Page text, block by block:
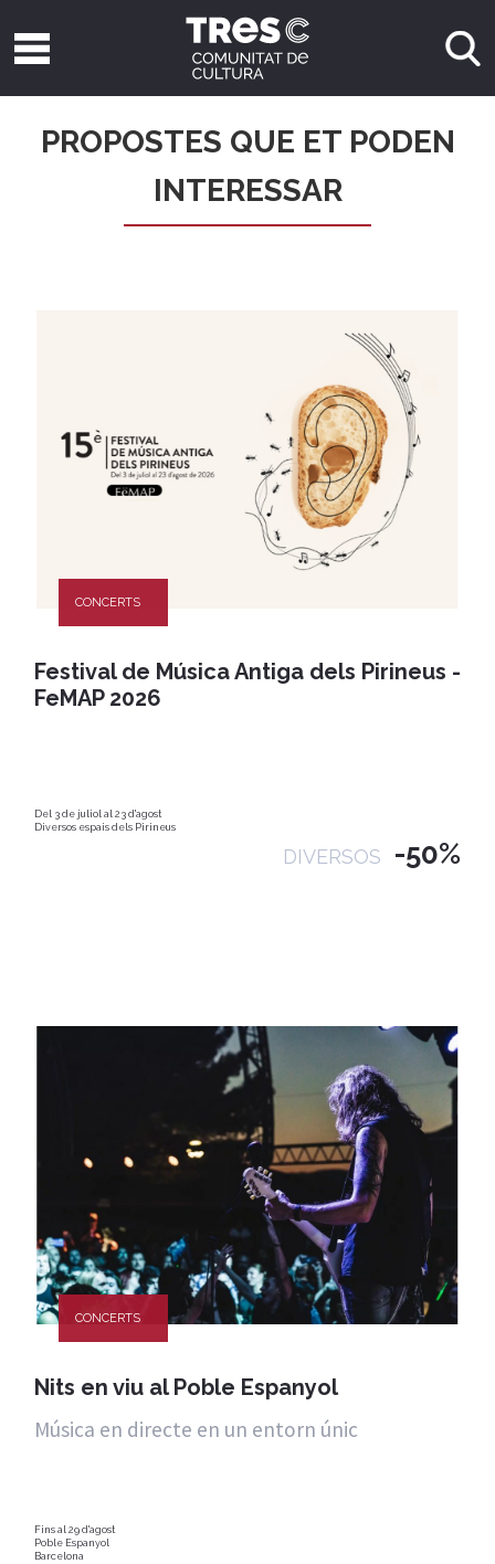
PROPOSTES QUE ET PODEN
INTERESSAR
CONCERTS
Festival de Música Antiga dels Pirineus -
FeMAP 2026
Del 3 de juliol al 23 d'agost
Diversos espais dels Pirineus
DIVERSOS -50%
CONCERTS
Nits en viu al Poble Espanyol
Música en directe en un entorn únic
Fins al 29 d'agost
Poble Espanyol
Barcelona